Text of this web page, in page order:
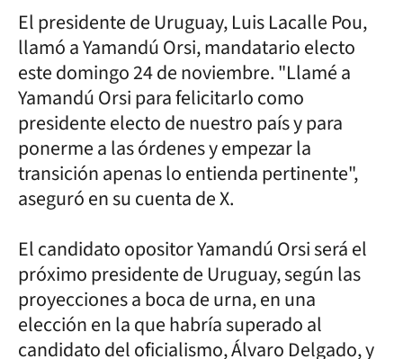
El presidente de Uruguay, Luis Lacalle Pou,
llamó a Yamandú Orsi, mandatario electo
este domingo 24 de noviembre. "Llamé a
Yamandú Orsi para felicitarlo como
presidente electo de nuestro país y para
ponerme a las órdenes y empezar la
transición apenas lo entienda pertinente",
aseguró en su cuenta de X.
El candidato opositor Yamandú Orsi será el
próximo presidente de Uruguay, según las
proyecciones a boca de urna, en una
elección en la que habría superado al
candidato del oficialismo, Álvaro Delgado, y